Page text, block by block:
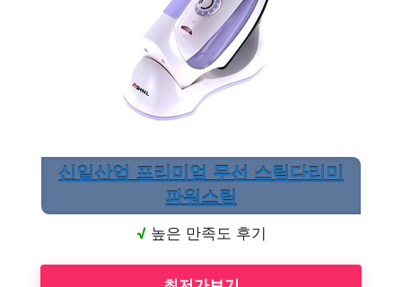
신일산업 프리미엄 무선 스팀다리미
파워스팀
√높은 만족도 후기